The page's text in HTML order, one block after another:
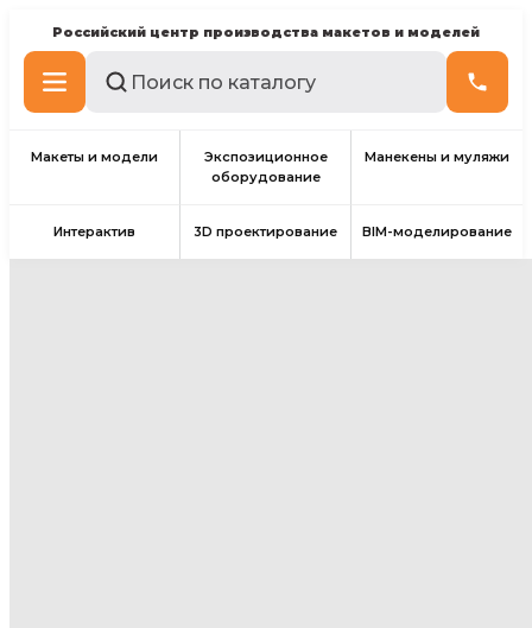
Российский центр производства макетов и моделей
Макеты и модели
Экспозиционное
оборудование
Манекены и муляжи
Интерактив 3D проектирование BIM-моделирование